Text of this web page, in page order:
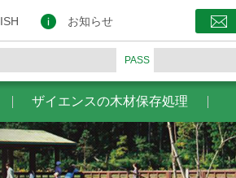
お知らせ
PASS
ザイエンスの木材保存処理
処理 会社案内